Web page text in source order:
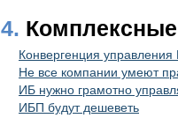
4.
Конвергенция
Не все компании умеют
ИБ нужно грамотно
ИБП будут дешеветь